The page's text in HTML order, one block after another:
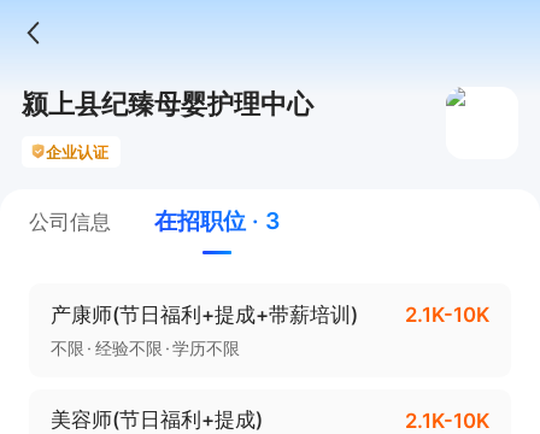
颍上县纪臻母婴护理中心
企业认证
公司信息 在招职位 · 3
产康师(节日福利+提成+带薪培训) 2.1K-10K
不限 经验不限 学历不限
美容师(节日福利+提成) 2.1K-10K